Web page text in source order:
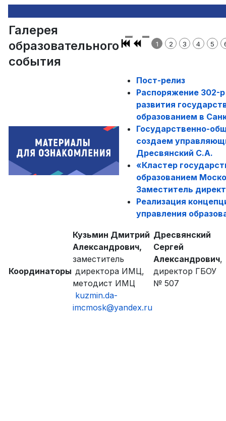
Галерея
образовательного
события
1 2 3 4 5
Пост-релиз
Распоряжение 302-
развития
образованием в
Государственно-
создаем
Дресвянский С.А.
«Кластер
образованием
Заместитель
Реализация
управления
Координаторы
Кузьмин Дмитрий
Александрович,
заместитель
директора ИМЦ,
методист ИМЦ
kuzmin.da-
imcmosk@yandex.ru
Дресвянский
Сергей
Александрович,
директор ГБОУ
№ 507